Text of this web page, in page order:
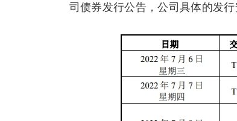
司债券发行公告，公司具体的发行